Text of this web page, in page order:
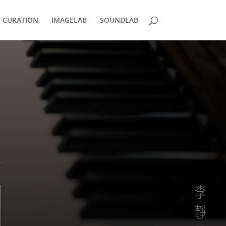
CURATION IMAGELAB SOUNDLAB